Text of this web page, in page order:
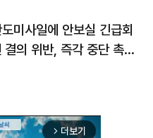
미사일에 안보실 긴급회
의 위반, 즉각 중단 촉
arrow_forward_ios 더보기